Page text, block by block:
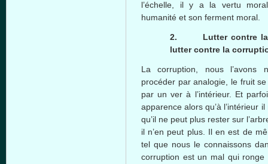
l’échelle
ily a la vertu
humanité et son ferment moral.
2. Lutter contre
lutter contre la
La corruption, nous l’avons
procéder paranalogie , le fruit
par unver à l’intérieur. Et
apparence alors qu’à l’intérieur il
qu’il ne peut plus rester sur
il n’en peut plus. Il enest de
tel que nous le connaissons
corruption estun mal qui ronge